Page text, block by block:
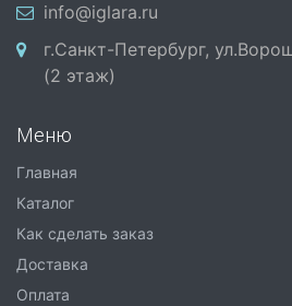
info@iglara.ru
г.Санкт-Петербург,
(2 этаж)
Меню
Главная
Каталог
Как сделать заказ
Доставка
Оплата